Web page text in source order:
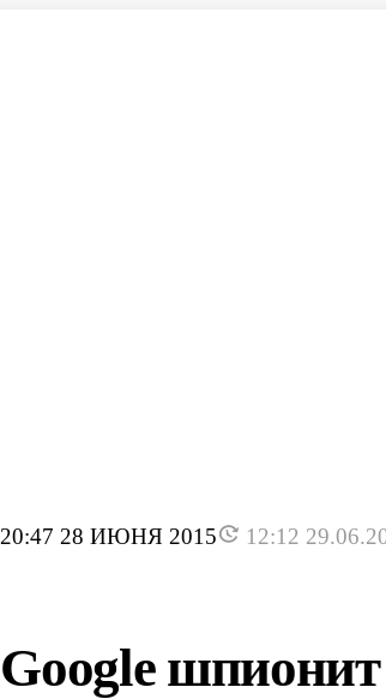
20:47 28 ИЮНЯ 2015 12:12
Google